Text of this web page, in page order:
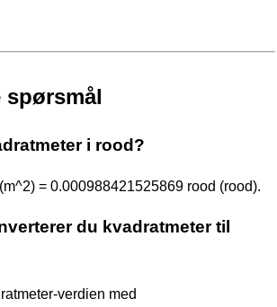
spørsmål
i rood?
= 0.000988421525869 rood (rood).
du kvadratmeter til
verdien med